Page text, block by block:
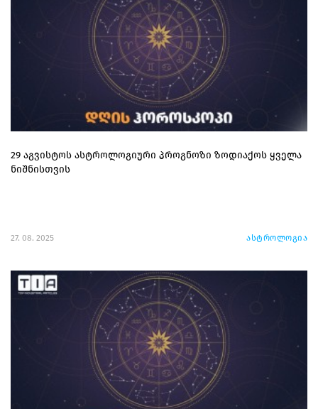
29 აგვისტოს ასტროლოგიური პროგნოზი ზოდიაქოს ყველა
ნიშნისთვის
27. 08. 2025 ასტროლოგია